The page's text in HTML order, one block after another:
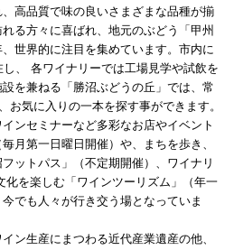
高品質で味の良いさまざまな品種が揃
る方々に喜ばれ、地元のぶどう「甲州
世界的に注目を集めています。市内に
、 各ワイナリーでは工場見学や試飲を
を兼ねる「勝沼ぶどうの丘」では、常
お気に入りの一本を探す事ができます。
ンセミナーなど多彩なお店やイベント
月第一日曜日開催）や、まちを歩き、
ットパス」（不定期開催）、ワイナリ
化を楽しむ「ワインツーリズム」（年一
でも人々が行き交う場となっていま
ン生産にまつわる近代産業遺産の他、